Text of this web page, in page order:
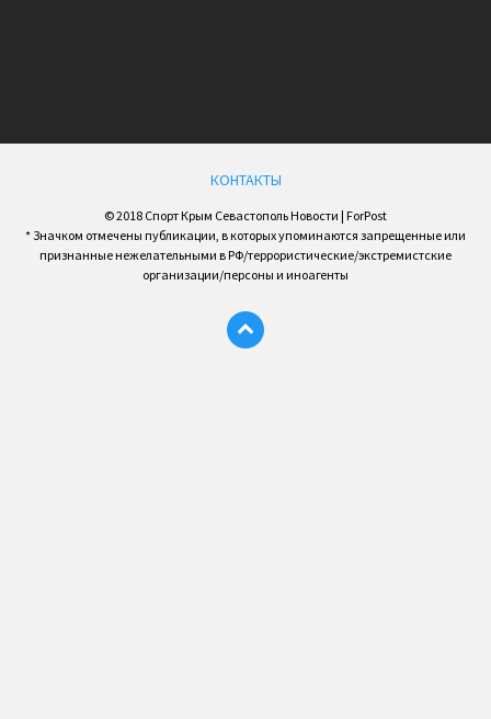
КОНТАКТЫ
© 2018 Спорт Крым Севастополь Новости | ForPost
* Значком отмечены публикации, в которых упоминаются запрещенные или
признанные нежелательными в РФ/террористические/экстремистские
организации/персоны и иноагенты